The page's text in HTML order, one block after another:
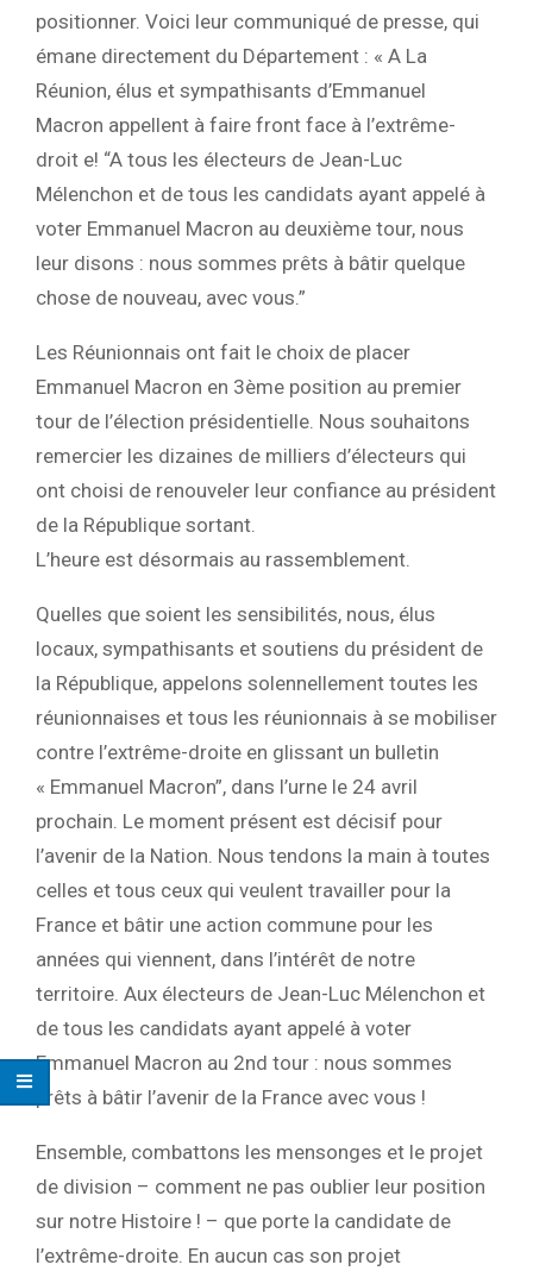
positionner. Voici leur communiqué de presse, qui
émane directement du Département : « A La
Réunion, élus et sympathisants d’Emmanuel
Macron appellent à faire front face à l’extrême-
droit e! “A tous les électeurs de Jean-Luc
Mélenchon et de tous les candidats ayant appelé à
voter Emmanuel Macron au deuxième tour, nous
leur disons : nous sommes prêts à bâtir quelque
chose de nouveau, avec vous.”
Les Réunionnais ont fait le choix de placer
Emmanuel Macron en 3ème position au premier
tour de l’élection présidentielle. Nous souhaitons
remercier les dizaines de milliers d’électeurs qui
ont choisi de renouveler leur confiance au président
de la République sortant.
L’heure est désormais au rassemblement.
Quelles que soient les sensibilités, nous, élus
locaux, sympathisants et soutiens du président de
la République, appelons solennellement toutes les
réunionnaises et tous les réunionnais à se mobiliser
contre l’extrême-droite en glissant un bulletin
« Emmanuel Macron”, dans l’urne le 24 avril
prochain. Le moment présent est décisif pour
l’avenir de la Nation. Nous tendons la main à toutes
celles et tous ceux qui veulent travailler pour la
France et bâtir une action commune pour les
années qui viennent, dans l’intérêt de notre
territoire. Aux électeurs de Jean-Luc Mélenchon et
de tous les candidats ayant appelé à voter
Emmanuel Macron au 2nd tour : nous sommes
prêts à bâtir l’avenir de la France avec vous !
Ensemble, combattons les mensonges et le projet
de division – comment ne pas oublier leur position
sur notre Histoire ! – que porte la candidate de
l’extrême-droite. En aucun cas son projet